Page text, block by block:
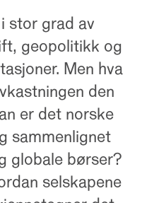
stor grad av
geopolitikk og
Men hva
den
er det norske
sammenlignet
globale børser?
selskapene